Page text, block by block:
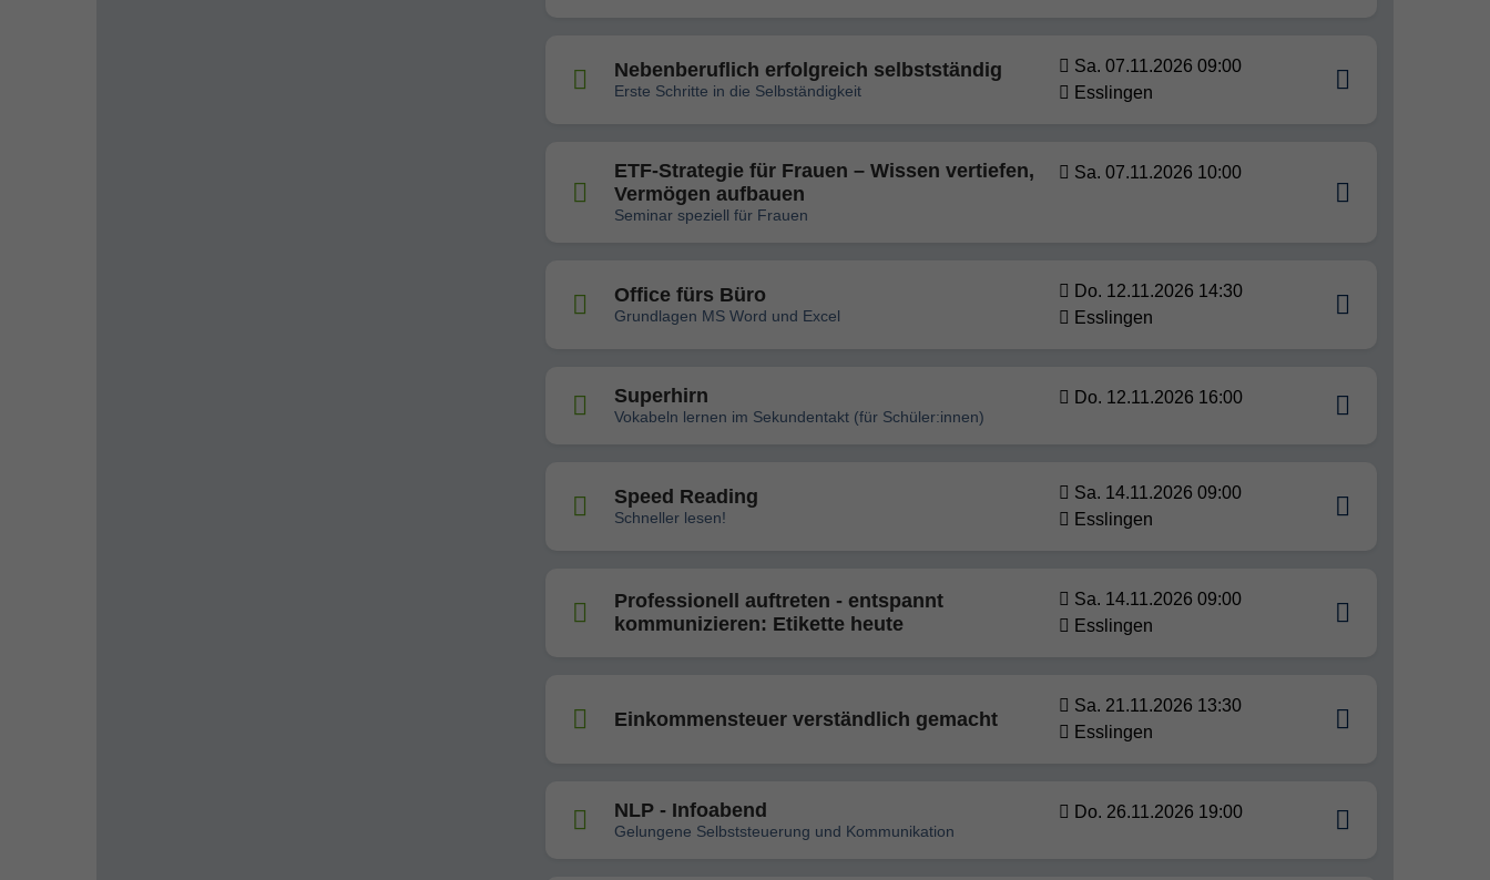
Nebenberuflich erfolgreich selbstständig
Erste Schritte in die Selbständigkeit
Sa. 07.11.2026 09:00
Esslingen
ETF-Strategie für Frauen – Wissen vertiefen,
Vermögen aufbauen
Seminar speziell für Frauen
Sa. 07.11.2026 10:00
Office fürs Büro
Grundlagen MS Word und Excel
Do. 12.11.2026 14:30
Esslingen
Superhirn
Vokabeln lernen im Sekundentakt (für Schüler:innen)
Do. 12.11.2026 16:00
Speed Reading
Schneller lesen!
Sa. 14.11.2026 09:00
Esslingen
Professionell auftreten - entspannt
kommunizieren: Etikette heute
Sa. 14.11.2026 09:00
Esslingen
Einkommensteuer verständlich gemacht
Sa. 21.11.2026 13:30
Esslingen
NLP - Infoabend
Gelungene Selbststeuerung und Kommunikation
Do. 26.11.2026 19:00